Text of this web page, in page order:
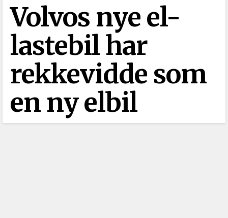
Volvos nye el-
lastebil har
rekkevidde som
en ny elbil